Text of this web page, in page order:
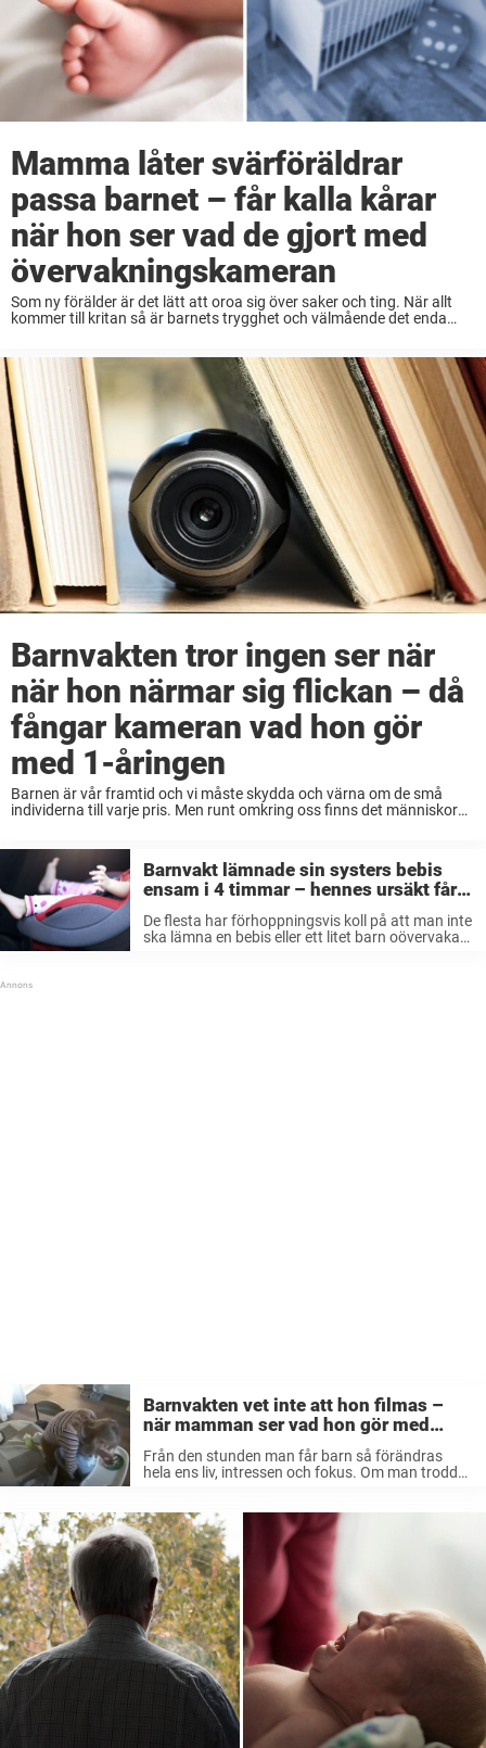
Mamma låter svärföräldrar
passa barnet – får kalla kårar
när hon ser vad de gjort med
övervakningskameran
Som ny förälder är det lätt att oroa sig över saker och ting. När allt
kommer till kritan så är barnets trygghet och välmående det enda
Barnvakten tror ingen ser när
när hon närmar sig flickan – då
fångar kameran vad hon gör
med 1-åringen
Barnen är vår framtid och vi måste skydda och värna om de små
individerna till varje pris. Men runt omkring oss finns det människor
Barnvakt lämnade sin systers bebis
ensam i 4 timmar – hennes ursäkt får
nätet att koka
De flesta har förhoppningsvis koll på att man inte
ska lämna en bebis eller ett litet barn oövervakat.
Barnvakten vet inte att hon filmas –
när mamman ser vad hon gör med
sonen går topplocket: ”Jag ville..”
Från den stunden man får barn så förändras
hela ens liv, intressen och fokus. Om man trodde
...